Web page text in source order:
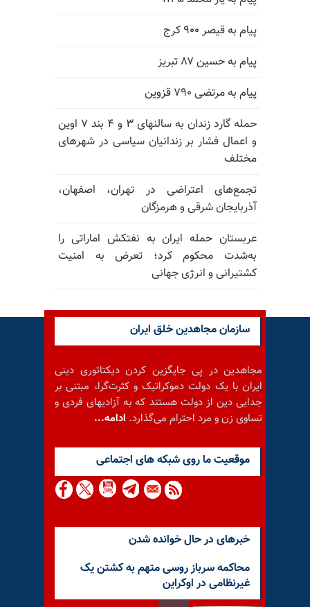
پیام به قیصر ۹۰۰ کرج
پیام به حسین ۸۷ تبریز
پیام به مرتضی ۷۹۰ قزوین
حمله گارد زندان به سالنهای ۳ و ۴ بند ۷ اوین
و اعمال فشار بر زندانیان سیاسی در شهرهای
مختلف
تجمع‌های اعتراضی در تهران، اصفهان،
آذربایجان شرقی و هرمزگان
عربستان حمله ایران به نفتکش اماراتی را
به‌شدت محکوم کرد؛ تعرض به امنیت
کشتیرانی و انرژی جهانی
سازمان مجاهدین خلق ایران
مجاهدین در پی جایگزین کردن دیکتاتوری دینی
ایران با یک دولت دموکراتیک و کثرت‌گرا، مبتنی بر
جدایی دین از دولت هستند که به آزادیهای فردی و
تساوی زن و مرد احترام می‌گذارد. ادامه...
موقعيت ما روى شبكه هاى اجتماعى
خبرهای در حال خوانده شدن
محاکمه سرباز روسی متهم به کشتن یک
غیرنظامی در اوکراین